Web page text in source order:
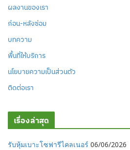
ผลงานของเรา
ก่อน-หลังซ่อม
บทความ
พื้นที่ให้บริการ
นโยบายความเป็นส่วนตัว
ติดต่อเรา
เรื่องล่าสุด
รับหุ้มเบาะโซฟารีไคลเนอร์ 06/06/2026